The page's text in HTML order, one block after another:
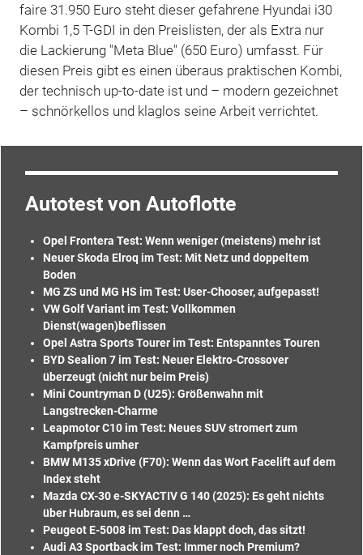
faire 31.950 Euro steht dieser gefahrene Hyundai i30
Kombi 1,5 T-GDI in den Preislisten, der als Extra nur
die Lackierung "Meta Blue" (650 Euro) umfasst. Für
diesen Preis gibt es einen überaus praktischen Kombi,
der technisch up-to-date ist und – modern gezeichnet
– schnörkellos und klaglos seine Arbeit verrichtet.
Autotest von Autoflotte
Opel Frontera Test: Wenn weniger (meistens) mehr ist
Neuer Skoda Elroq im Test: Mit Netz und doppeltem
Boden
MG ZS und MG HS im Test: User-Chooser, aufgepasst!
VW Golf Variant im Test: Vollkommen
Dienst(wagen)beflissen
Opel Astra Sports Tourer im Test: Entspanntes Touren
BYD Sealion 7 im Test: Neuer Elektro-Crossover
überzeugt (nicht nur beim Preis)
Mini Countryman D (U25): Größenwahn mit
Langstrecken-Charme
Leapmotor C10 im Test: Neues SUV stromert zum
Kampfpreis umher
BMW M135 xDrive (F70): Wenn das Wort Facelift auf dem
Index steht
Mazda CX-30 e-SKYACTIV G 140 (2025): Es geht nichts
über Hubraum, es sei denn …
Peugeot E-5008 im Test: Das klappt doch, das sitzt!
Audi A3 Sportback im Test: Immer noch Premium?